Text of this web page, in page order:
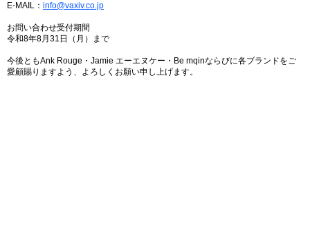
E-MAIL： info@vaxiv.co.jp
お問い合わせ受付期間
令和8年8月31日（月）まで
今後ともAnk Rouge・Jamie エーエヌケー・Be mqinならびに各ブランドをご
愛顧賜りますよう、よろしくお願い申し上げます。